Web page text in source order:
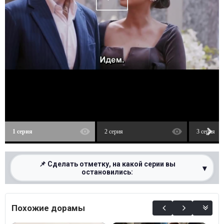
1 серия 2 серия 3 серия
📌 Сделать отметку, на какой серии вы
остановились:
▾
0%
Похожие дорамы